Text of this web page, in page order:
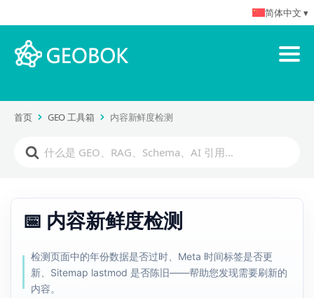
首页 GEO 工具箱 内容新鲜度检测
📅 内容新鲜度检测
检测页面中的年份数据是否过时、Meta 时间标签是否更
新、Sitemap lastmod 是否陈旧——帮助您发现需要刷新的
内容。
简体中文 ▾